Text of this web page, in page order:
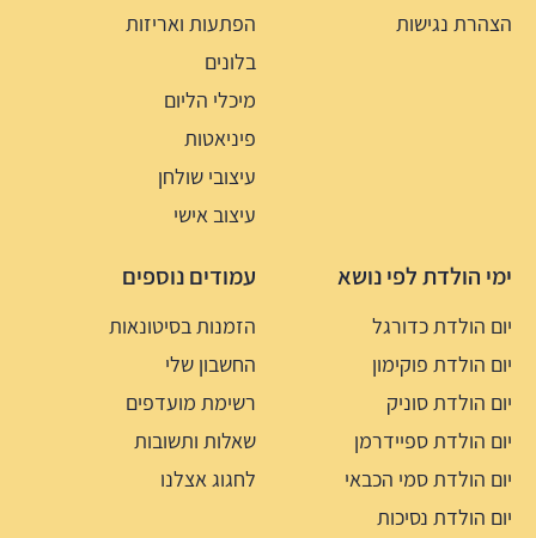
הצהרת נגישות
הפתעות ואריזות
בלונים
מיכלי הליום
פיניאטות
עיצובי שולחן
עיצוב אישי
ימי הולדת לפי נושא
יום הולדת כדורגל
יום הולדת פוקימון
יום הולדת סוניק
יום הולדת ספיידרמן
יום הולדת סמי הכבאי
יום הולדת נסיכות
עמודים נוספים
הזמנות בסיטונאות
החשבון שלי
רשימת מועדפים
שאלות ותשובות
לחגוג אצלנו